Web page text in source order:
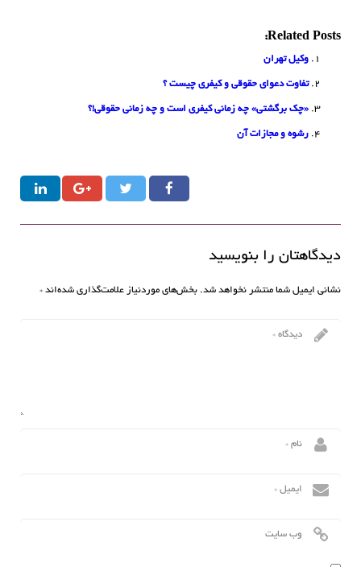
Related Posts:
وکیل تهران
تفاوت دعوای حقوقی و کیفری چیست ؟
«چک برگشتی» چه زمانی کیفری است و چه زمانی حقوقی!؟
رشوه و مجازات آن
دیدگاهتان را بنویسید
نشانی ایمیل شما منتشر نخواهد شد. بخش‌های موردنیاز علامت‌گذاری شده‌اند *